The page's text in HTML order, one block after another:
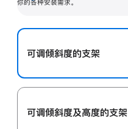
你的各种安装需求。
展
可调倾斜度的支架
可调倾斜度及高‍度的支‍架